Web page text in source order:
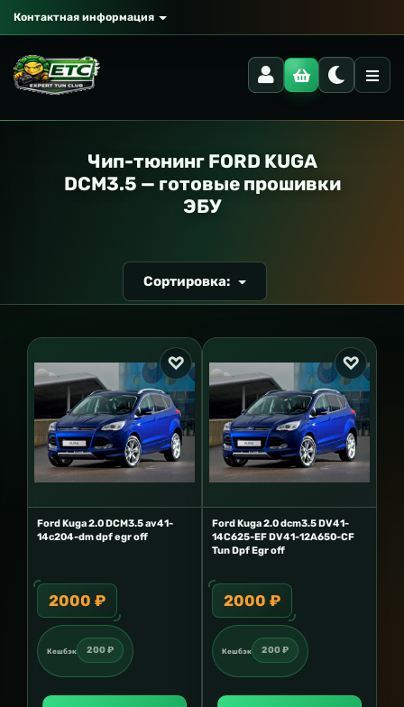
Контактная информация
Чип-тюнинг FORD KUGA
DCM3.5 — готовые прошивки
ЭБУ
Сортировка:
Ford Kuga 2.0 DCM3.5 av41-
14c204-dm dpf egr off
2000 ₽
Кешбэк 200 ₽
Ford Kuga 2.0 dcm3.5 DV41-
14C625-EF DV41-12A650-CF
Tun Dpf Egr off
2000 ₽
Кешбэк 200 ₽